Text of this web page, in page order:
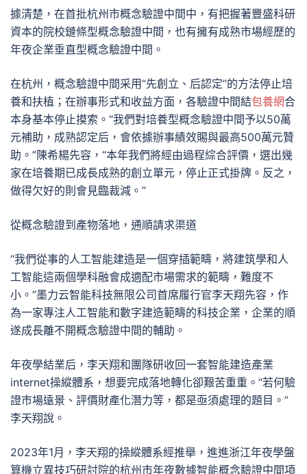
據清楚，在首批杭州市概念驗證中間中，有把握著豐盛科研
資本的院校鏈條型概念驗證中間，也有擁有成熟市場經歷的
年夜企業垂直型概念驗證中間。
在杭州，概念驗證中間采用“先創立、后認定”的方法停止培
養和扶植；在辦事形式和收益方面，各驗證中間結包養網合
本身基本停止摸索。“我們對培養型概念驗證中間予以50萬
元補助，成熟認定后，會依據辦事績效賜與最高500萬元贊
助。”陳希楊先容，“本年我們將經由過程綜合評價，選出幾
家在培養期已成長成熟的創立單元，停止正式掛牌。反之，
做得欠好的則會見臨裁減。”
從概念驗證到產物落地，通順請求渠道
“我們從事的人工智能建造是一個穿插範疇，將建筑學和人
工智能這兩個學科融會成適配市場需求的範疇，難度不
小。”墨力云智能科技無限公司首席履行官李天翔先容，作
為一家專注人工智能和數字建造範疇的科技企業，企業的順
遂成長離不開概念驗證中間的輔助。
年夜學結業后，李天翔和團隊研收回一套智能建造產業
internet操縱體系，想要完成落地轉化卻艱苦重重。“若何驗
證市場遠景、評價財產化潛力等，都是亟須處理的題目。”
李天翔說。
2023年1月，李天翔的操縱體系經推舉，進進浙江年夜學盤
算機立異技巧研討院的杭州市年夜數據智能概念驗證中間項